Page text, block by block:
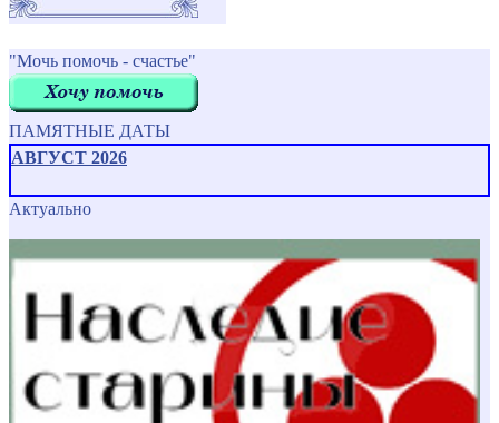
"Мочь помочь - счастье"
ПАМЯТНЫЕ ДАТЫ
АВГУСТ 2026
Актуально